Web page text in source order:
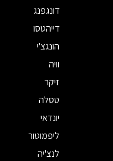
דונגפנג
דייהטסו
הונגצ'י
וויה
זיקר
טסלה
יונדאי
ליפמוטור
לנצ'יה